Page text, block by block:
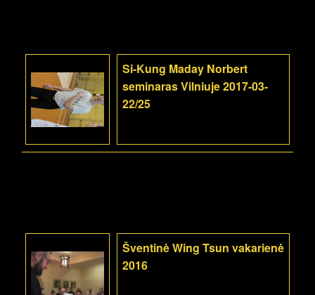
Si-Kung Maday Norbert
seminaras Vilniuje 2017-03-
22/25
Šventinė Wing Tsun vakarienė
2016